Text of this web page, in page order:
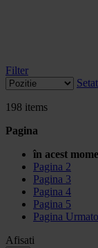
Filter
198 items
Pagina
în acest
Pagina 2
Pagina 3
Pagina 4
Pagina 5
Pagina
Afisati